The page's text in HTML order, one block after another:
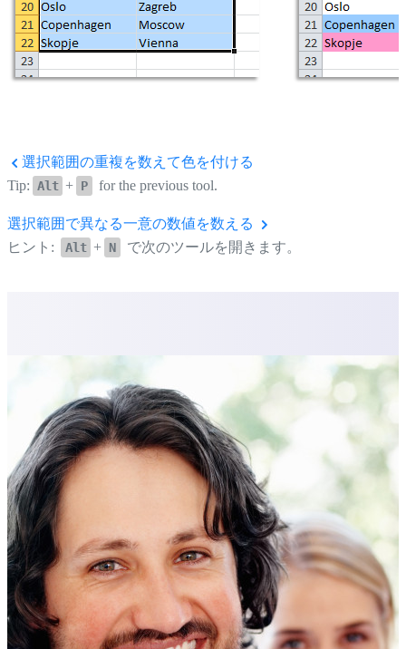
選択範囲の重複を数えて色を付ける
Tip: Alt + P for the previous tool.
選択範囲で異なる一意の数値を数える
ヒント:
Alt + N で次のツールを開きます。